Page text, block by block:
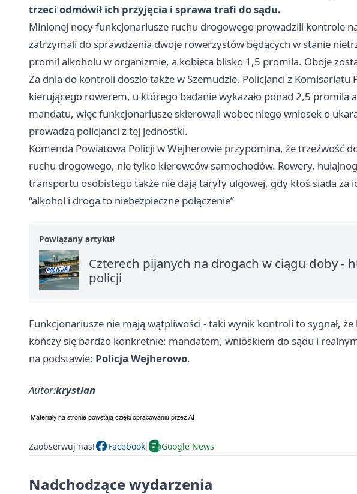
trzeci odmówił ich przyjęcia i sprawa trafi do sądu.
Minionej nocy funkcjonariusze ruchu drogowego prowadzili kontrole
zatrzymali do sprawdzenia dwoje rowerzystów będących w stanie
promil alkoholu w organizmie, a kobieta blisko 1,5 promila. Oboje
Za dnia do kontroli doszło także w Szemudzie. Policjanci z Komisariatu
kierującego rowerem, u którego badanie wykazało ponad 2,5 promila
mandatu, więc funkcjonariusze skierowali wobec niego wniosek o
prowadzą policjanci z tej jednostki.
Komenda Powiatowa Policji w Wejherowie przypomina, że trzeźwość
ruchu drogowego, nie tylko kierowców samochodów. Rowery,
transportu osobistego także nie dają taryfy ulgowej, gdy ktoś siada za
“alkohol i droga to niebezpieczne połączenie”
Powiązany artykuł
Czterech pijanych na drogach w ciągu doby -
policji
Funkcjonariusze nie mają wątpliwości - taki wynik kontroli to sygnał,
kończy się bardzo konkretnie: mandatem, wnioskiem do sądu i
na podstawie: Policja Wejherowo.
Autor:krystian
Zaobserwuj nas! Facebook Google News
Nadchodzące wydarzenia